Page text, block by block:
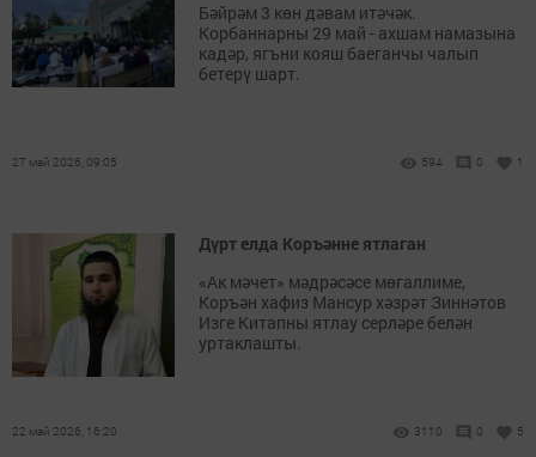
Бәйрәм 3 көн дәвам итәчәк.
Корбаннарны 29 май - ахшам намазына
кадәр, ягъни кояш баеганчы чалып
бетерү шарт.
27 май 2026, 09:05 594 0 1
Дүрт елда Коръәнне ятлаган
«Ак мәчет» мәдрәсәсе мөгаллиме,
Коръән хафиз Мансур хәзрәт Зиннәтов
Изге Китапны ятлау серләре белән
уртаклашты.
22 май 2026, 16:20 3110 0 5